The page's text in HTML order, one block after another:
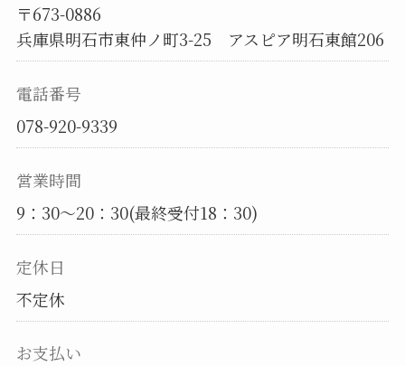
〒673-0886
兵庫県明石市東仲ノ町3-25 アスピア明石東館206
電話番号
078-920-9339
営業時間
9：30～20：30(最終受付18：30)
定休日
不定休
お支払い